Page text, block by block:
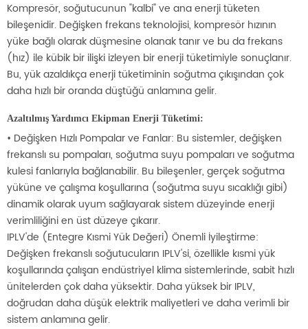
Kompresör, soğutucunun "kalbi" ve ana enerji tüketen
bileşenidir. Değişken frekans teknolojisi, kompresör hızının
yüke bağlı olarak düşmesine olanak tanır ve bu da frekans
(hız) ile kübik bir ilişki izleyen bir enerji tüketimiyle sonuçlanır.
Bu, yük azaldıkça enerji tüketiminin soğutma çıkışından çok
daha hızlı bir oranda düştüğü anlamına gelir.
Azaltılmış Yardımcı Ekipman Enerji Tüketimi:
• Değişken Hızlı Pompalar ve Fanlar: Bu sistemler, değişken
frekanslı su pompaları, soğutma suyu pompaları ve soğutma
kulesi fanlarıyla bağlanabilir. Bu bileşenler, gerçek soğutma
yüküne ve çalışma koşullarına (soğutma suyu sıcaklığı gibi)
dinamik olarak uyum sağlayarak sistem düzeyinde enerji
verimliliğini en üst düzeye çıkarır.
IPLV'de (Entegre Kısmi Yük Değeri) Önemli İyileştirme:
Değişken frekanslı soğutucuların IPLV'si, özellikle kısmi yük
koşullarında çalışan endüstriyel klima sistemlerinde, sabit hızlı
ünitelerden çok daha yüksektir. Daha yüksek bir IPLV,
doğrudan daha düşük elektrik maliyetleri ve daha verimli bir
sistem anlamına gelir.